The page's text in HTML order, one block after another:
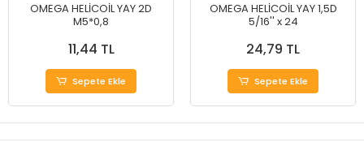
OMEGA HELİCOİL YAY 2D
M5*0,8
11,44 TL
Sepete Ekle
OMEGA HELİCOİL YAY 1,5D
5/16'' x 24
24,79 TL
Sepete Ekle